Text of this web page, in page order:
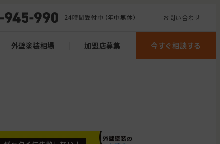
お問い合わせ
外壁塗装相場 加盟店募集 今すぐ相談する